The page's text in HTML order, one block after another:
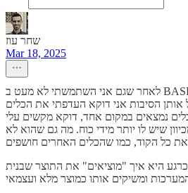
שחר עוז
Mar 18, 2025
לאחר שגם אני השתמשתי לא מעט ב BASE44 והאפליקציות שציינת,
אותן הסיבות אני דוקא העדפתי את הכלים
נמצאים במקום אחד, דוקא מקשים עלי
שיש לו יותר מידי כוח. מה גם שהוא לא
היא איך "מוציאים" את התוצר שבנית